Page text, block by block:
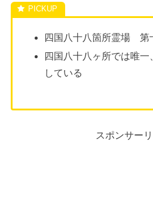
四国八十八箇所霊場 第
四国八十八ヶ所では唯一
している
スポンサー